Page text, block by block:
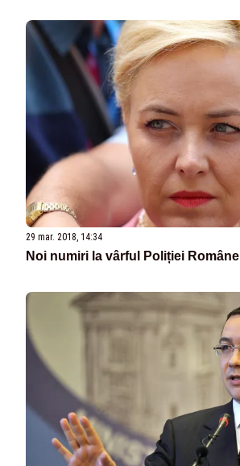
29 mar. 2018, 14:34
Noi numiri la vârful Poliției Române